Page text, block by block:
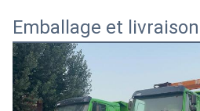
Emballage et livraison